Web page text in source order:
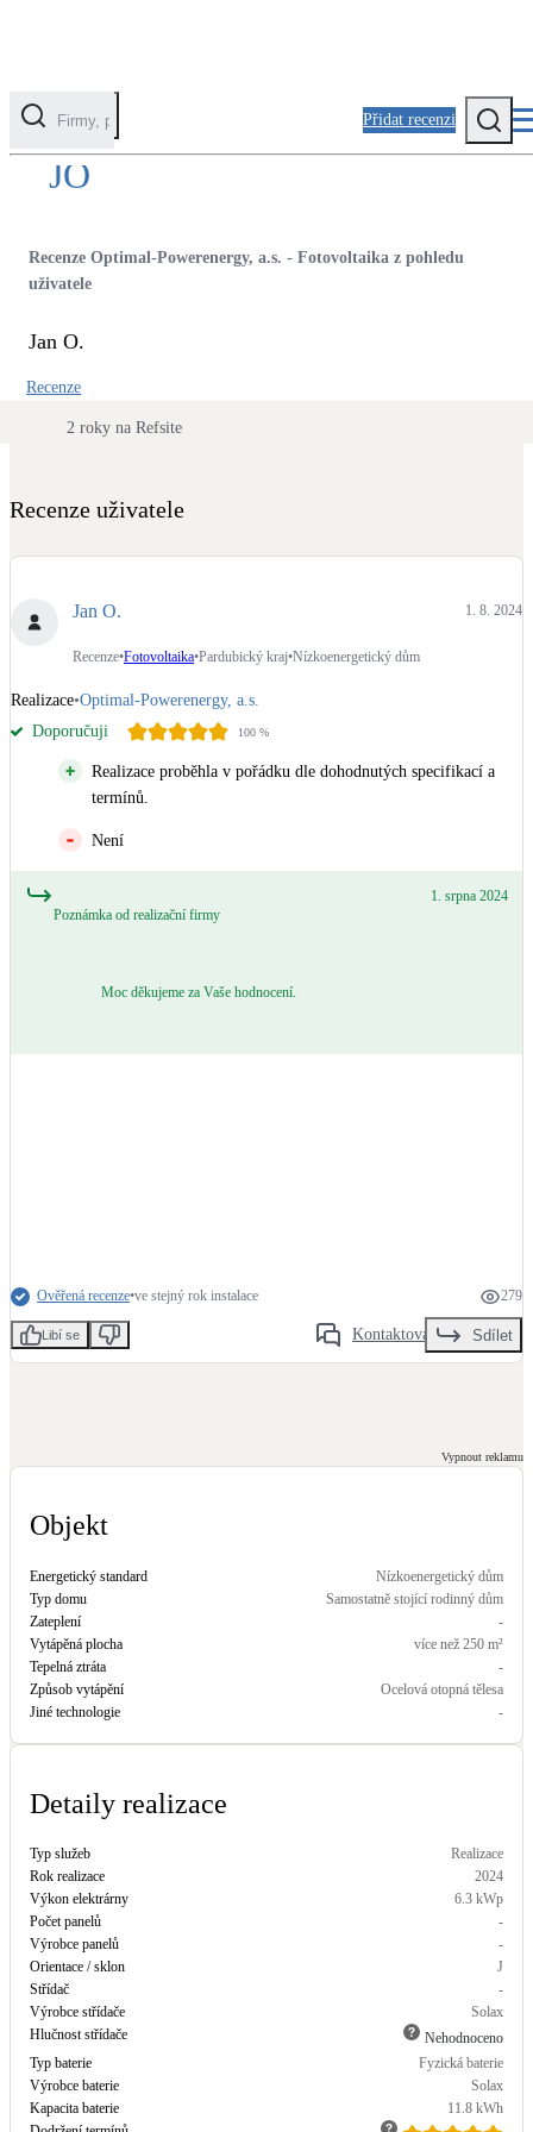
Přidat recenzi
Kategorie
Fotovoltaika
Solární ohřev vody
Zateplení
Klimatizace
Tepelná čerpadla na chlazení
Větrání s rekuperací
Balkonové sestavy
Rekonstrukce
Stínicí technika
Doplňkové zdroje vytápění
JO
Kontaktovat uživatele
Recenze Optimal-Powerenergy, a.s. - Fotovoltaika z pohledu
uživatele
Jan O.
Recenze
2 roky na Refsite
Recenze uživatele
Objekt
Energetický standard
Nízkoenergetický dům
Typ domu
Samostatně stojící rodinný dům
Zateplení
-
Vytápěná plocha
více než 250 m²
Tepelná ztráta
-
Způsob vytápění
Ocelová otopná tělesa
Jiné technologie
-
Detaily realizace
Typ služeb
Realizace
Rok realizace
2024
Výkon elektrárny
6.3 kWp
Počet panelů
-
Výrobce panelů
-
Orientace / sklon
J
Střídač
-
Výrobce střídače
Solax
Hlučnost střídače
Nehodnoceno
Typ baterie
Fyzická baterie
Výrobce baterie
Solax
Kapacita baterie
11.8 kWh
Jan O. 1. 8. 2024
Recenze•Fotovoltaika•Pardubický kraj•Nízkoenergetický dům
Realizace•Optimal-Powerenergy, a.s.
Doporučuji
100 %
Realizace proběhla v pořádku dle dohodnutých specifikací a
termínů.
Není
Poznámka od realizační firmy
1. srpna 2024
Moc děkujeme za Vaše hodnocení.
Ověřená recenze•ve stejný rok instalace 279
Libí se Kontaktovat Sdílet
Vypnout reklamu